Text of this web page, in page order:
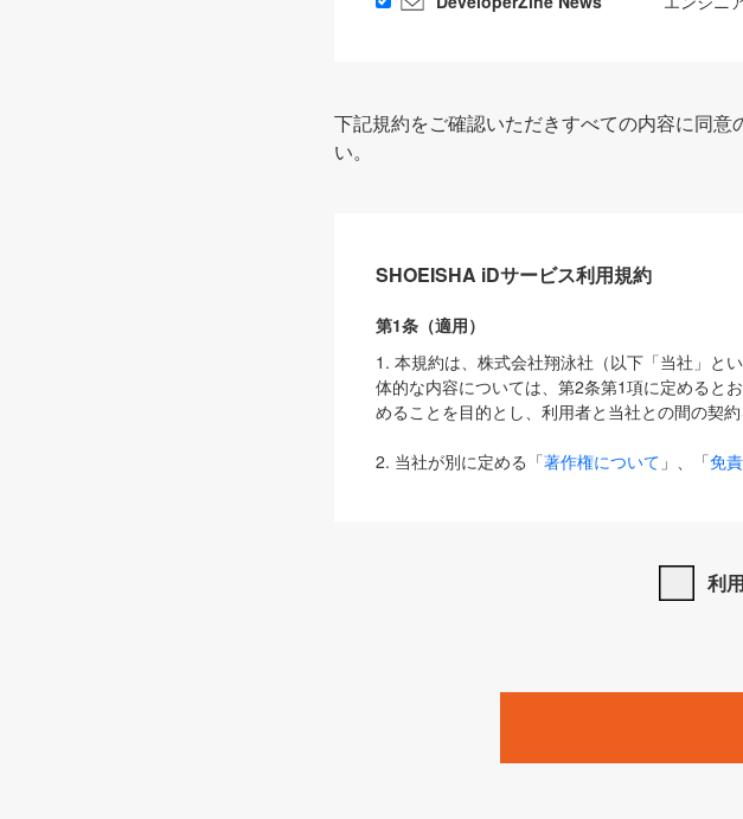
下記規約をご確認いただきすべての内容に同
い。
SHOEISHA iDサービス利用規約
第1条（適用）
1. 本規約は、株式会社翔泳社（以下「当社」と
体的な内容については、第2条第1項に定めると
めることを目的とし、利用者と当社との間の契約
2. 当社が別に定める「著作権について 」、「免
は、本規約の規定が優先して適用されるものとし
1. 「本サービス」とは、当社が提供する以下の
みます）及びこれらサービスに関連して当社が
「SEBook」「SEShop」「CodeZine」「
利